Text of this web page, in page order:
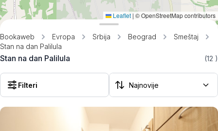
Bookaweb Evropa Srbija Beograd
Smeštaj
Stan na dan Palilula
Stan na dan Palilula (12 )
Filteri
Leaflet | © OpenStreetMap contributors